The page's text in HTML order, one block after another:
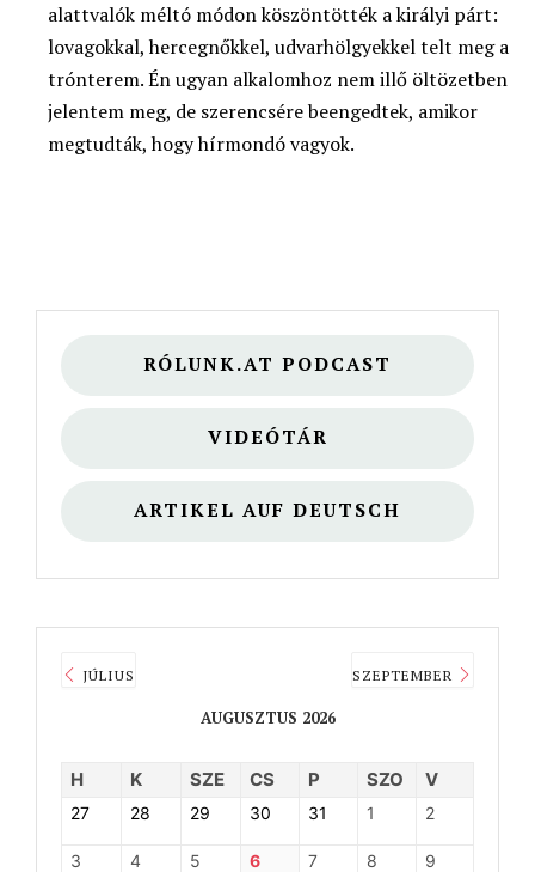
alattvalók méltó módon köszöntötték a királyi párt:
lovagokkal, hercegnőkkel, udvarhölgyekkel telt meg a
trónterem. Én ugyan alkalomhoz nem illő öltözetben
jelentem meg, de szerencsére beengedtek, amikor
megtudták, hogy hírmondó vagyok.
RÓLUNK.AT PODCAST
VIDEÓTÁR
ARTIKEL AUF DEUTSCH
JÚLIUS
AUGUSZTUS 2026
SZEPTEMBER
H K SZE CS P SZO V
27 28 29 30 31 1 2
3 4 5 6 7 8 9